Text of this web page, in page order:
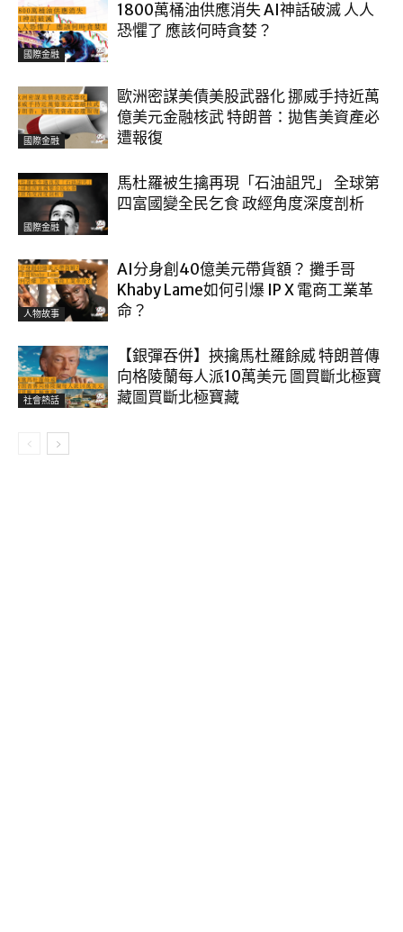
國際金融
1800萬桶油供應消失 AI神話破滅 人人
恐懼了 應該何時貪婪？
國際金融
歐洲密謀美債美股武器化 挪威手持近萬
億美元金融核武 特朗普：拋售美資產必
遭報復
國際金融
馬杜羅被生擒再現「石油詛咒」 全球第
四富國變全民乞食 政經角度深度剖析
人物故事
AI分身創40億美元帶貨額？ 攤手哥
Khaby Lame如何引爆 IP X 電商工業革
命？
社會熱話
【銀彈吞併】挾擒馬杜羅餘威 特朗普傳
向格陵蘭每人派10萬美元 圖買斷北極寶
藏圖買斷北極寶藏